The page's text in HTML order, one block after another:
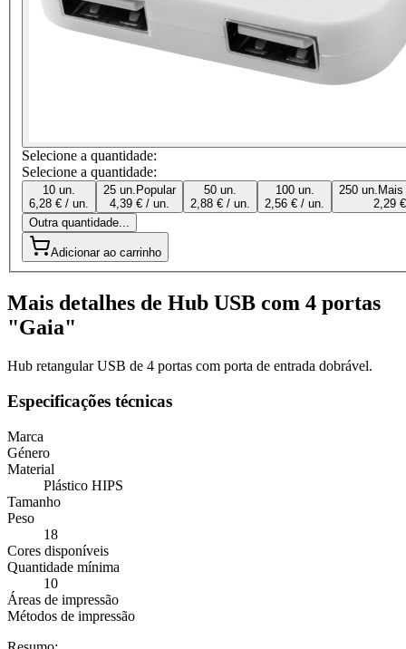
Selecione a quantidade:
Selecione a quantidade:
10 un.
6,28 € / un.
25 un. Popular
4,39 € / un.
50 un.
2,88 € / un.
100 un.
2,56 € / un.
250 un.
2,29
Outra quantidade...
Adicionar ao carrinho
Mais detalhes de Hub USB com 4 portas
"Gaia"
Hub retangular USB de 4 portas com porta de entrada dobrável.
Especificações técnicas
Marca
Género
Material
Plástico HIPS
Tamanho
Peso
18
Cores disponíveis
Quantidade mínima
10
Áreas de impressão
Métodos de impressão